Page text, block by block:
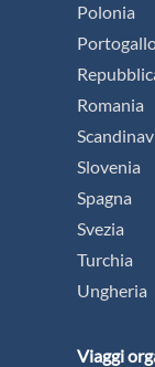
Polonia
Romania
Slovenia
Spagna
Svezia
Turchia
Ungheria
Viaggi